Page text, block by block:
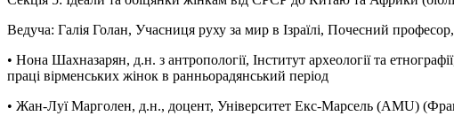
Ведуча: Галія Голан, Учасниця руху за мир в Ізраїлі, Почесний
• Нона Шахназарян, д.н. з антропології, Інститут археології та
праці вірменських жінок в ранньорадянський період
• Жан-Луї Марголен, д.н., доцент, Університет Екс-Марсель (AMU)